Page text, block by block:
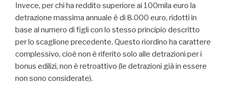
Invece, per chi ha reddito superiore ai 100mila euro la
detrazione massima annuale è di 8.000 euro, ridotti in
base al numero di figli con lo stesso principio descritto
per lo scaglione precedente. Questo riordino ha carattere
complessivo, cioè non è riferito solo alle detrazioni per i
bonus edilizi, non è retroattivo (le detrazioni già in essere
non sono considerate).